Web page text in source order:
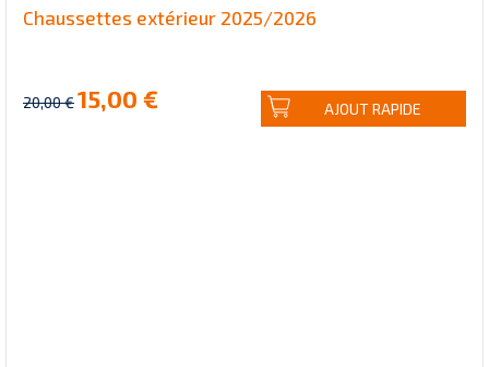
Chaussettes extérieur 2025/2026
20,00 €15,00 € AJOUT RAPIDE